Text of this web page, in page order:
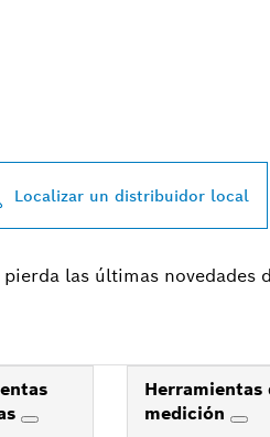
Localizar un distribuidor local
las últimas
Herramientas
medición